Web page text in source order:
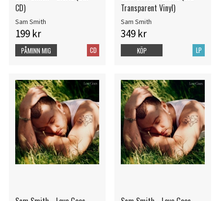
CD)
Sam Smith
199 kr
CD
PÅMINN MIG
Transparent Vinyl)
Sam Smith
349 kr
LP
KÖP